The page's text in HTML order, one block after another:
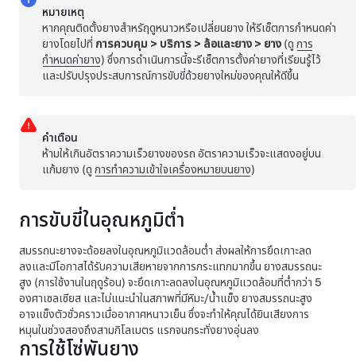
หมายเหตุ
หากคุณติดตั้งยางสำหรัฤดูหนาวหรือเปลี่ยนยาง ให้รีเซ็ตการกำหนดค่า
ยางโดยไปที่ การควบคุม > บริการ > ล้อและยาง > ยาง (ดูการ
กำหนดค่ายาง) ซึ่งการดำเนินการนี้จะรีเซ็ตการตั้งค่ายางที่เรียนรู้ไว้
และปรับปรุงประสบการณ์การขับขี่ด้วยยางใหม่ของคุณให้ดีขึ้น
คำเตือน
ห้ามให้เกินอัตราความเร็วยางของรถ อัตราความเร็วจะแสดงอยู่บน
แก้มยาง (ดูการทำความเข้าใจเครื่องหมายบนยาง)
การขับขี่ในอุณหภูมิต่ำ
สมรรถนะยางจะด้อยลงในอุณหภูมิแวดล้อมต่ำ ส่งผลให้การยึดเกาะลด
ลงและมีโอกาสได้รับความเสียหายจากการกระแทกมากขึ้น ยางสมรรถนะ
สูง (การใช้งานในฤดูร้อน) จะยึดเกาะลดลงในอุณหภูมิแวดล้อมที่ต่ำกว่า 5
องศาเซลเซียส และไม่แนะนำในสภาพที่มีหิมะ/น้ำแข็ง ยางสมรรถนะสูง
อาจแข็งตัวชั่วคราวเมื่ออากาศหนาวเย็น ซึ่งจะทำให้คุณได้ยินเสียงการ
หมุนในช่วงสองถึงสามกิโลเมตร แรกจนกระทั่งยางอุ่นลง
การใช้โซ่พันยาง